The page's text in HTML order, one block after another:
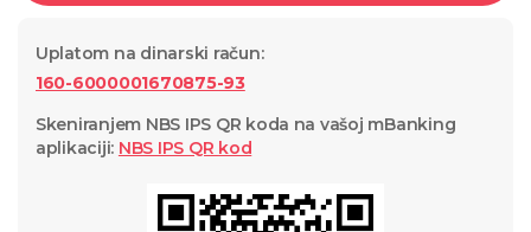
Uplatom na dinarski račun:
160-6000001670875-93
Skeniranjem NBS IPS QR koda na vašoj mBanking
aplikaciji: NBS IPS QR kod